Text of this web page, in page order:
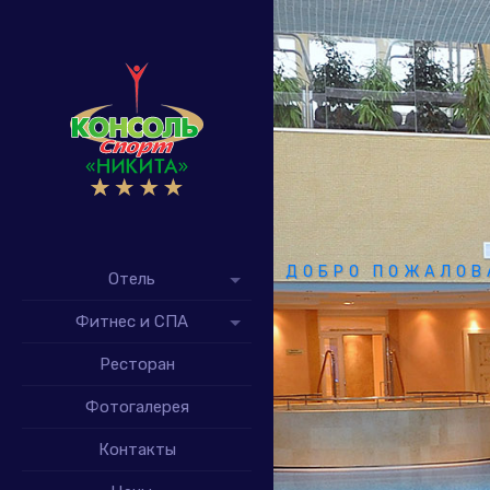
Отель
Фитнес и СПА
Ресторан
Фотогалерея
Контакты
ДОБРО